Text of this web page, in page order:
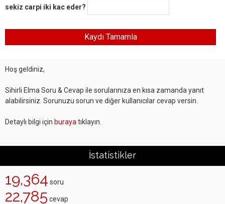
sekiz carpi iki kac eder?
Hoş geldiniz,
Sihirli Elma Soru & Cevap ile sorularınıza en kısa zamanda yanıt
alabilirsiniz. Sorunuzu sorun ve diğer kullanıcılar cevap versin.
Detaylı bilgi için buraya tıklayın.
İstatistikler
19,364 soru
22,785 cevap